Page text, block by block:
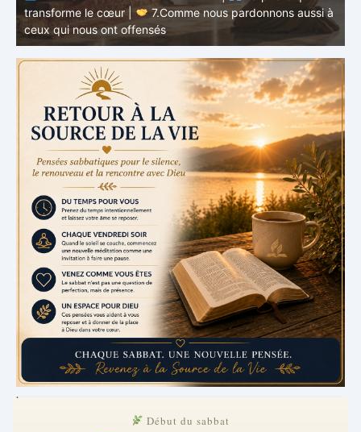
RETOUR À LA SOURCE DE LA VIE |
La prière qui
transforme le cœur |
6.Et pardonne-nous nos offenses
.
Début du sabbat